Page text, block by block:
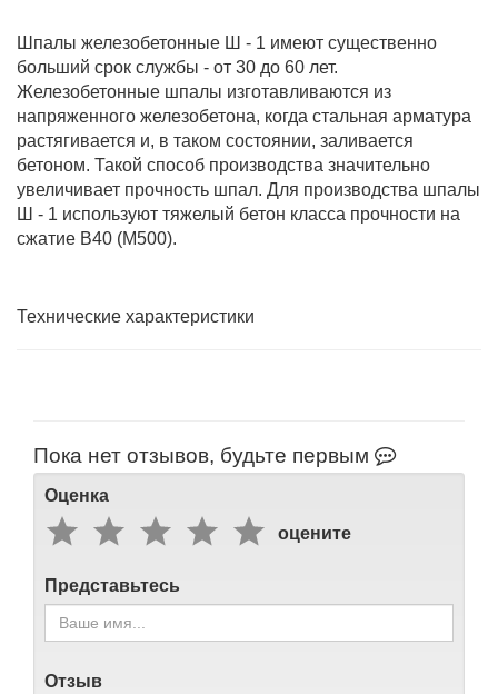
Шпалы железобетонные Ш - 1 имеют существенно
больший срок службы - от 30 до 60 лет.
Железобетонные шпалы изготавливаются из
напряженного железобетона, когда стальная арматура
растягивается и, в таком состоянии, заливается
бетоном. Такой способ производства значительно
увеличивает прочность шпал. Для производства шпалы
Ш - 1 используют тяжелый бетон класса прочности на
сжатие В40 (М500).
Технические характеристики
Пока нет отзывов, будьте первым
Оценка
оцените
Представьтесь
Отзыв